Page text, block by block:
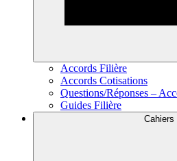
Accords Filière
Accords Cotisations
Questions/Réponses –
Guides Filière
Cahiers